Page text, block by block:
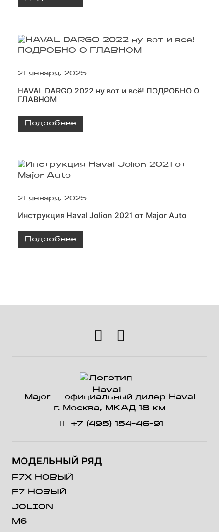
21 января, 2025
HAVAL DARGO 2022 ну вот и всё! ПОДРОБНО О
ГЛАВНОМ
Подробнее
21 января, 2025
Инструкция Haval Jolion 2021 от Major Auto
Подробнее
Major — официальный дилер Haval
г. Москва, МКАД 18 км
+7 (495) 154-46-91
МОДЕЛЬНЫЙ РЯД
F7X НОВЫЙ
F7 НОВЫЙ
JOLION
M6